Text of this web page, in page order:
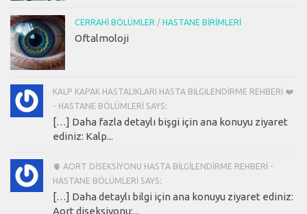
CERRAHI BÖLÜMLER / HASTANE BIRIMLERI
Oftalmoloji
KALP KAPAK HASTALIKLARI HASTA BILGILENDIRME REHBERI ❤️
- HASTANE BÖLÜMLERI SAYS:
[…] Daha fazla detaylı bişgi için ana konuyu ziyaret
ediniz: Kalp...
🫀 AORT DISEKSIYONU HASTA BILGILENDIRME REHBERI -
HASTANE BÖLÜMLERI SAYS:
[…] Daha detaylı bilgi için ana konuyu ziyaret ediniz:
Aort diseksiyonu:...